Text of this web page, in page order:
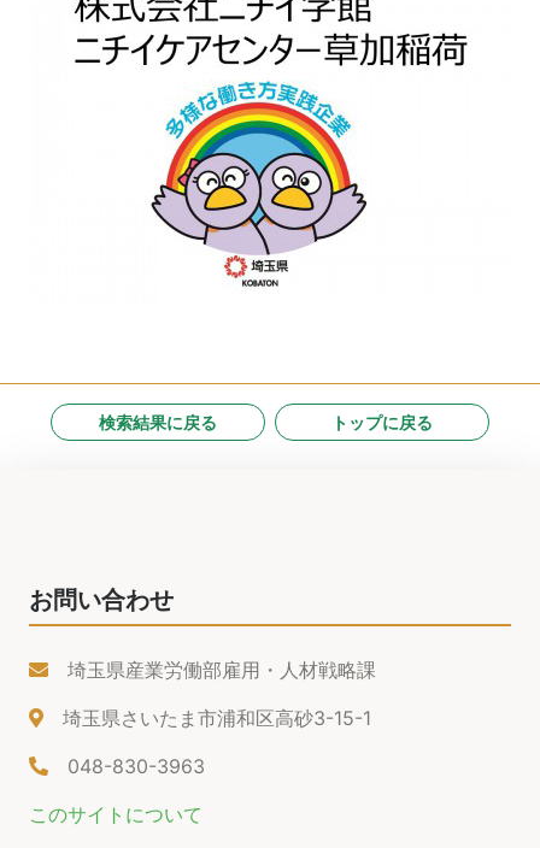
検索結果に戻る トップに戻る
お問い合わせ
埼玉県産業労働部雇用・人材戦略課
埼玉県さいたま市浦和区高砂3-15-1
048-830-3963
このサイトについて